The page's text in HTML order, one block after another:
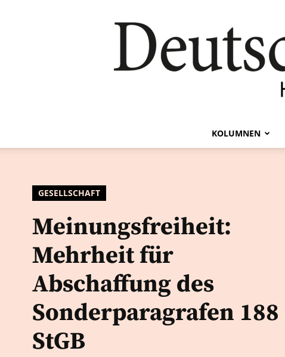
KOLUMNEN
GESELLSCHAFT
Meinungsfreiheit:
Mehrheit für
Abschaffung des
Sonderparagrafen 188
StGB